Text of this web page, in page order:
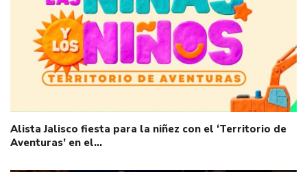
Alista Jalisco fiesta para la niñez con el ‘Territorio de
Aventuras’ en el…